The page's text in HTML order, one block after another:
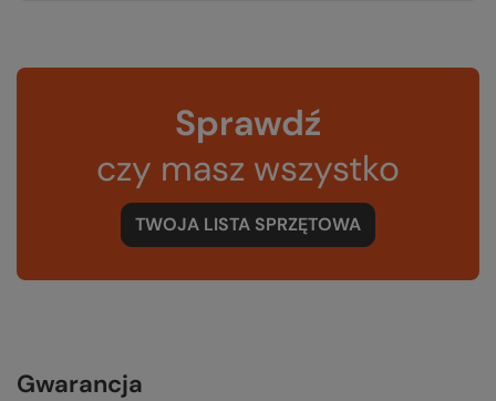
Sprawdź
czy masz wszystko
TWOJA LISTA SPRZĘTOWA
Gwarancja